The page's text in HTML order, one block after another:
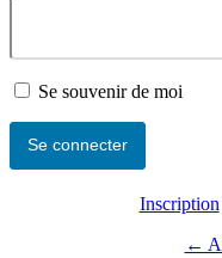
Se souvenir de moi
Inscription
←